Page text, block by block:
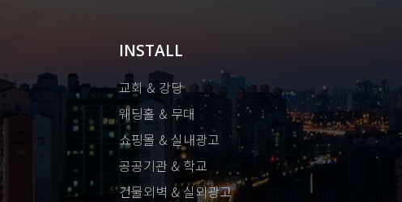
INSTALL
교회 & 강당
웨딩홀 & 무대
쇼핑몰 & 실내광고
공공기관 & 학교
건물외벽 & 실외광고